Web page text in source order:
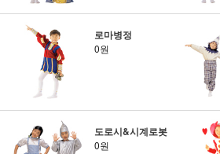
로마병정
0원
도로시&시계로봇
0원